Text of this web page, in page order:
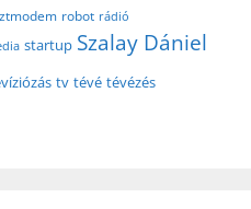
robot rádió
startup Szalay Dániel
tv tévé tévézés